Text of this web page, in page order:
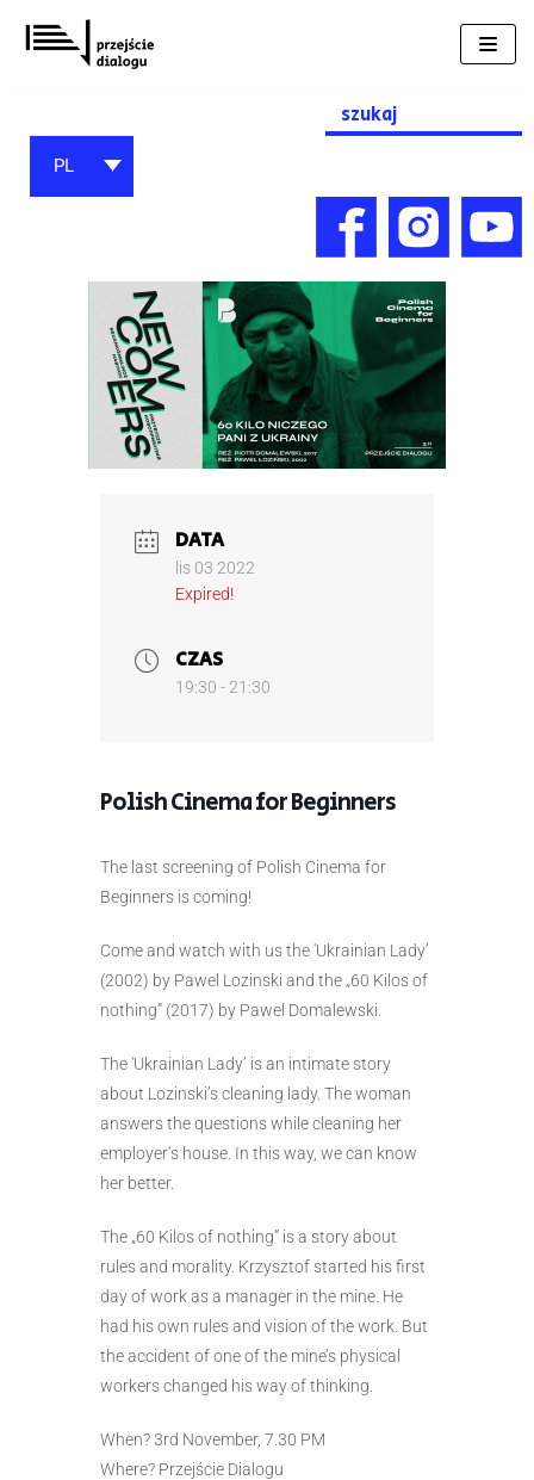
Przejdź
do
Search
for:
PL
DATA
lis 03 2022
Expired!
CZAS
19:30 - 21:30
Polish Cinema for Beginners
The last screening of Polish Cinema for
Beginners is coming!
Come and watch with us the 'Ukrainian Lady’
(2002) by Pawel Lozinski and the „60 Kilos of
nothing” (2017) by Pawel Domalewski.
The 'Ukrainian Lady’ is an intimate story
about Lozinski’s cleaning lady. The woman
answers the questions while cleaning her
employer’s house. In this way, we can know
her better.
The „60 Kilos of nothing” is a story about
rules and morality. Krzysztof started his first
day of work as a manager in the mine. He
had his own rules and vision of the work. But
the accident of one of the mine’s physical
workers changed his way of thinking.
When? 3rd November, 7.30 PM
Where? Przejście Dialogu